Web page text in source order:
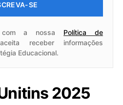
SE
com a nossa Política de
receber informações
Educacional.
2025